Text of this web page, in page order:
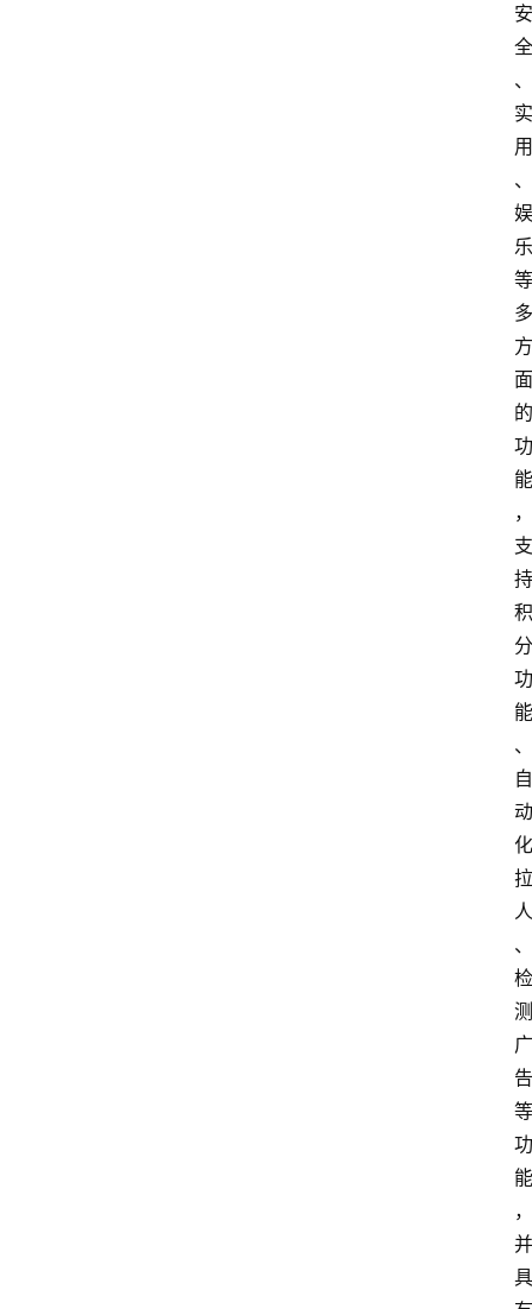
安
全
、
实
用
、
娱
乐
等
多
方
面
的
功
能
，
支
持
积
分
功
能
、
自
动
化
拉
人
、
检
测
广
告
等
功
能
，
并
具